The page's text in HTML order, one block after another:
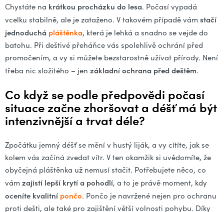
d
a
c
í
p
r
v
k
y
v
ý
p
i
s
u
Chystáte na krátkou procházku do lesa. Počasí vypadá
vcelku stabilně, ale je zataženo. V takovém případě vám stačí
jednoduchá pláštěnka, která je lehká a snadno se vejde do
batohu. Při deštivé přeháňce vás spolehlivě ochrání před
promočením, a vy si můžete bezstarostně užívat přírody. Není
třeba nic složitého – jen základní ochrana před deštěm.
Co když se podle předpovědi počasí
situace začne zhoršovat a déšť má být
intenzivnější a trvat déle?
Zpočátku jemný déšť se mění v hustý liják, a vy cítíte, jak se
kolem vás začíná zvedat vítr. V ten okamžik si uvědomíte, že
obyčejná pláštěnka už nemusí stačit. Potřebujete něco, co
vám zajistí lepší krytí a pohodlí, a to je právě moment, kdy
oceníte kvalitní pončo. Pončo je navržené nejen pro ochranu
proti dešti, ale také pro zajištění větší volnosti pohybu. Díky